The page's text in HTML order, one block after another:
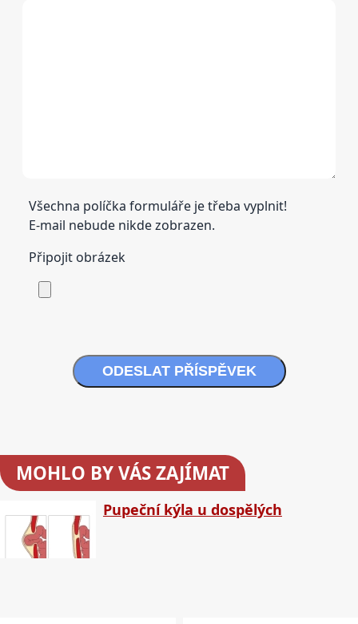
Všechna políčka formuláře je třeba vyplnit!
E-mail nebude nikde zobrazen.
Připojit obrázek
ODESLAT PŘÍSPĚVEK
MOHLO BY VÁS ZAJÍMAT
Pupeční kýla u dospělých